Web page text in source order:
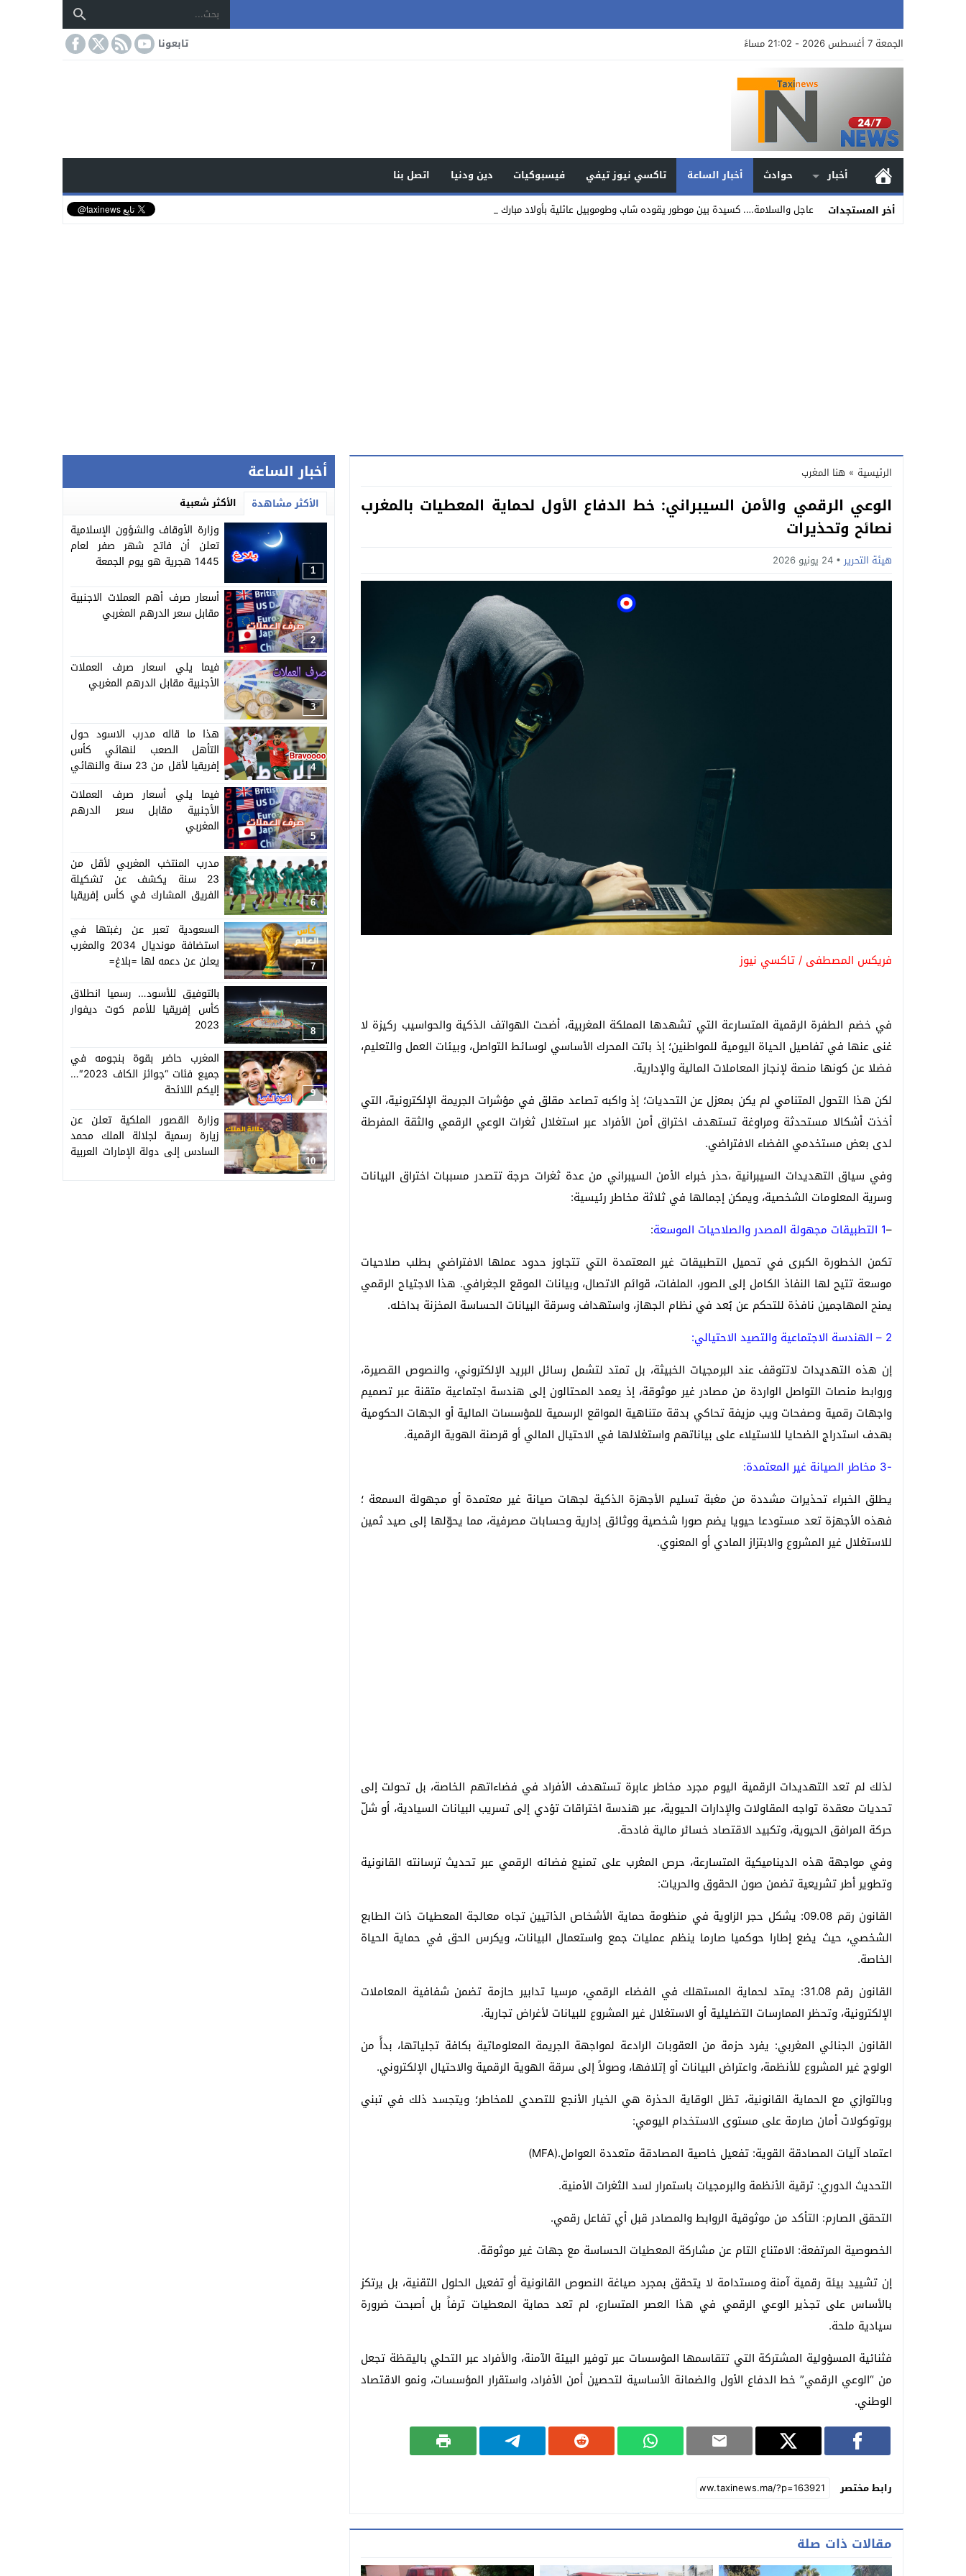
الجمعة 7 أغسطس 2026 - 21:02 مساءً تابعونا
أخبار حوادث أخبار الساعة تاكسي نيوز تيفي فيسبوكيات دين ودنيا
اتصل بنا
أخر المستجدات
عاجل والسلامة…. كسيدة بين موطور يقوده شاب وطوموبيل عائلية بأولاد مبارك
الرئيسية » هنا المغرب
الوعي الرقمي والأمن السيبراني: خط الدفاع الأول لحماية المعطيات بالمغرب
نصائح وتحذيرات
هيئة التحرير 24 يونيو 2026
فريكس المصطفى / تاكسي نيوز
في خضم الطفرة الرقمية المتسارعة التي تشهدها المملكة المغربية، أضحت الهواتف الذكية والحواسيب ركيزة لا
غنى عنها في تفاصيل الحياة اليومية للمواطنين؛ إذ باتت المحرك الأساسي لوسائط التواصل، وبيئات العمل والتعليم،
فضلا عن كونها منصة لإنجاز المعاملات المالية والإدارية.
لكن هذا التحول المتنامي لم يكن بمعزل عن التحديات؛ إذ واكبه تصاعد مقلق في مؤشرات الجريمة الإلكترونية، التي
أخذت أشكالا مستحدثة ومراوغة تستهدف اختراق أمن الأفراد عبر استغلال ثغرات الوعي الرقمي والثقة المفرطة
لدى بعض مستخدمي الفضاء الافتراضي.
وفي سياق التهديدات السيبرانية ،حذر خبراء الأمن السيبراني من عدة ثغرات حرجة تتصدر مسببات اختراق البيانات
وسرية المعلومات الشخصية، ويمكن إجمالها في ثلاثة مخاطر رئيسية:
–1 التطبيقات مجهولة المصدر والصلاحيات الموسعة
:
تكمن الخطورة الكبرى في تحميل التطبيقات غير المعتمدة التي تتجاوز حدود عملها الافتراضي بطلب صلاحيات
موسعة تتيح لها النفاذ الكامل إلى الصور، الملفات، قوائم الاتصال، وبيانات الموقع الجغرافي. هذا الاجتياح الرقمي
يمنح المهاجمين نافذة للتحكم عن بُعد في نظام الجهاز، واستهداف وسرقة البيانات الحساسة المخزنة بداخله.
2 – الهندسة الاجتماعية والتصيد الاحتيالي:
إن هذه التهديدات لاتتوقف عند البرمجيات الخبيثة، بل تمتد لتشمل رسائل البريد الإلكتروني، والنصوص القصيرة،
وروابط منصات التواصل الواردة من مصادر غير موثوقة، إذ يعمد المحتالون إلى هندسة اجتماعية متقنة عبر تصميم
واجهات رقمية وصفحات ويب مزيفة تحاكي بدقة متناهية المواقع الرسمية للمؤسسات المالية أو الجهات الحكومية
بهدف استدراج الضحايا للاستيلاء على بياناتهم واستغلالها في الاحتيال المالي أو قرصنة الهوية الرقمية.
-3 مخاطر الصيانة غير المعتمدة:
يطلق الخبراء تحذيرات مشددة من مغبة تسليم الأجهزة الذكية لجهات صيانة غير معتمدة أو مجهولة السمعة ؛
فهذه الأجهزة تعد مستودعا حيويا يضم صورا شخصية ووثائق إدارية وحسابات مصرفية، مما يحوّلها إلى صيد ثمين
للاستغلال غير المشروع والابتزاز المادي أو المعنوي.
لذلك لم تعد التهديدات الرقمية اليوم مجرد مخاطر عابرة تستهدف الأفراد في فضاءاتهم الخاصة، بل تحولت إلى
تحديات معقدة تواجه المقاولات والإدارات الحيوية، عبر هندسة اختراقات تؤدي إلى تسريب البيانات السيادية، أو شلّ
حركة المرافق الحيوية، وتكبيد الاقتصاد خسائر مالية فادحة.
وفي مواجهة هذه الديناميكية المتسارعة، حرص المغرب على تمنيع فضائه الرقمي عبر تحديث ترسانته القانونية
وتطوير أطر تشريعية تضمن صون الحقوق والحريات:
القانون رقم 09.08: يشكل حجر الزاوية في منظومة حماية الأشخاص الذاتيين تجاه معالجة المعطيات ذات الطابع
الشخصي، حيث يضع إطارا حوكميا صارما ينظم عمليات جمع واستعمال البيانات، ويكرس الحق في حماية الحياة
الخاصة.
القانون رقم 31.08: يمتد لحماية المستهلك في الفضاء الرقمي، مرسيا تدابير حازمة تضمن شفافية المعاملات
الإلكترونية، وتحظر الممارسات التضليلية أو الاستغلال غير المشروع للبيانات لأغراض تجارية.
القانون الجنائي المغربي: يفرد حزمة من العقوبات الرادعة لمواجهة الجريمة المعلوماتية بكافة تجلياتها، بدأً من
الولوج غير المشروع للأنظمة، واعتراض البيانات أو إتلافها، وصولاً إلى سرقة الهوية الرقمية والاحتيال الإلكتروني.
وبالتوازي مع الحماية القانونية، تظل الوقاية الحذرة هي الخيار الأنجع للتصدي للمخاطر؛ ويتجسد ذلك في تبني
بروتوكولات أمان صارمة على مستوى الاستخدام اليومي:
اعتماد آليات المصادقة القوية: تفعيل خاصية المصادقة متعددة العوامل.(MFA)
التحديث الدوري: ترقية الأنظمة والبرمجيات باستمرار لسد الثغرات الأمنية.
التحقق الصارم: التأكد من موثوقية الروابط والمصادر قبل أي تفاعل رقمي.
الخصوصية المرتفعة: الامتناع التام عن مشاركة المعطيات الحساسة مع جهات غير موثوقة.
إن تشييد بيئة رقمية آمنة ومستدامة لا يتحقق بمجرد صياغة النصوص القانونية أو تفعيل الحلول التقنية، بل يرتكز
بالأساس على تجذير الوعي الرقمي في هذا العصر المتسارع، لم تعد حماية المعطيات ترفاً بل أصبحت ضرورة
سيادية ملحة.
فثنائية المسؤولية المشتركة التي تتقاسمها المؤسسات عبر توفير البيئة الآمنة، والأفراد عبر التحلي باليقظة تجعل
من “الوعي الرقمي” خط الدفاع الأول والضمانة الأساسية لتحصين أمن الأفراد، واستقرار المؤسسات، ونمو الاقتصاد
الوطني.
رابط مختصر
مقالات ذات صلة
أخبار الساعة
الأكثر مشاهدة الأكثر شعبية
1
وزارة الأوقاف والشؤون الإسلامية
تعلن أن فاتح شهر صفر لعام
1445 هجرية هو يوم الجمعة
2
أسعار صرف أهم العملات الاجنبية
مقابل سعر الدرهم المغربي
3
فيما يلي اسعار صرف العملات
الأجنبية مقابل الدرهم المغربي
4
هذا ما قاله مدرب الاسود حول
التأهل الصعب لنهائي كأس
إفريقيا لأقل من 23 سنة والنهائي
5
فيما يلي أسعار صرف العملات
الأجنبية مقابل سعر الدرهم
المغربي
6
مدرب المنتخب المغربي لأقل من
23 سنة يكشف عن تشكيلة
الفريق المشارك في كأس إفريقيا
7
السعودية تعبر عن رغبتها في
استضافة مونديال 2034 والمغرب
يعلن عن دعمه لها =بلاغ=
8
بالتوفيق للأسود… رسميا انطلاق
كأس إفريقيا للأمم كوت ديفوار
2023
9
المغرب حاضر بقوة بنجومه في
جميع فئات “جوائز الكاف 2023″…
إليكم اللائحة
10
وزارة القصور الملكية تعلن عن
زيارة رسمية لجلالة الملك محمد
السادس إلى دولة الإمارات العربية